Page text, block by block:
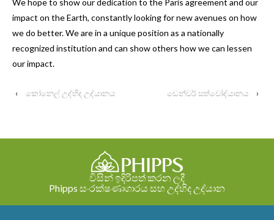
impact on the Earth, constantly looking for new avenues on how
we do better. We are in a unique position as a nationally
recognized institution and can show others how we can lessen
our impact.
‹ කෝනෙල් උද්භිද උද්යානය ඩෙන්වර් සත්වෝද්යානය ›
විසින් ඉදිරිපත් කරන ලදී
Phipps සංරක්ෂණාගාරය සහ උද්භිද උද්යාන